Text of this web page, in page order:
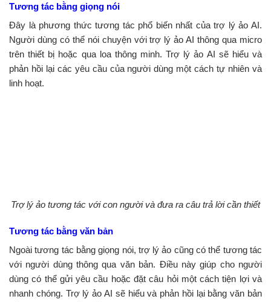
Tương tác bằng giọng nói
Đây là phương thức tương tác phổ biến nhất của trợ lý ảo AI.
Người dùng có thể nói chuyện với trợ lý ảo AI thông qua micro
trên thiết bị hoặc qua loa thông minh. Trợ lý ảo AI sẽ hiểu và
phản hồi lại các yêu cầu của người dùng một cách tự nhiên và
linh hoạt.
Trợ lý ảo tương tác với con người và đưa ra câu trả lời cần thiết
Tương tác bằng văn bản
Ngoài tương tác bằng giọng nói, trợ lý ảo cũng có thể tương tác
với người dùng thông qua văn bản. Điều này giúp cho người
dùng có thể gửi yêu cầu hoặc đặt câu hỏi một cách tiện lợi và
nhanh chóng. Trợ lý ảo AI sẽ hiểu và phản hồi lại bằng văn bản